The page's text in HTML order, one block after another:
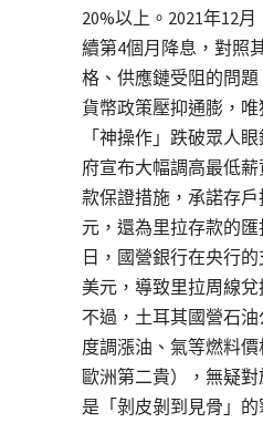
20%以上。2021年12
續第4個月降息，對照
格、供應鏈受阻的問
貨幣政策壓抑通膨，
「神操作」跌破眾人
府宣布大幅調高最低
款保證措施，承諾存
元，還為里拉存款的
日，國營銀行在央行
美元，導致里拉周線兌
不過，土耳其國營石
度調漲油、氣等燃料
歐洲第二貴），無疑
是「剝皮剝到見骨」的